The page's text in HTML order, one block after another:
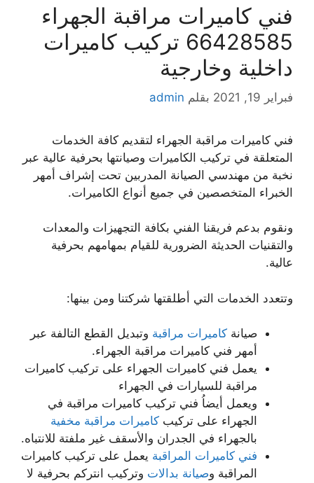
فني كاميرات مراقبة الجهراء
66428585 تركيب كاميرات
داخلية وخارجية
فبراير 19, 2021 بقلم admin
فني كاميرات مراقبة الجهراء لتقديم كافة الخدمات
المتعلقة في تركيب الكاميرات وصيانتها بحرفية عالية عبر
نخبة من مهندسي الصيانة المدربين تحت إشراف أمهر
الخبراء المتخصصين في جميع أنواع الكاميرات.
ونقوم بدعم فريقنا الفني بكافة التجهيزات والمعدات
والتقنيات الحديثة الضرورية للقيام بمهامهم بحرفية
عالية.
وتتعدد الخدمات التي أطلقتها شركتنا ومن بينها:
صيانة كاميرات مراقبة وتبديل القطع التالفة عبر
أمهر فني كاميرات مراقبة الجهراء.
يعمل فني كاميرات الجهراء على تركيب كاميرات
مراقبة للسيارات في الجهراء
ويعمل أيضاُ فني تركيب كاميرات مراقبة في
الجهراء على تركيب كاميرات مراقبة مخفية
بالجهراء في الجدران والأسقف غير ملفتة للانتباه.
فني كاميرات المراقبة يعمل على تركيب كاميرات
المراقبة وصيانة بدالات وتركيب انتركم بحرفية لا